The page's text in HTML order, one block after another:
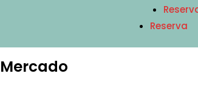
Reserva
Mercado